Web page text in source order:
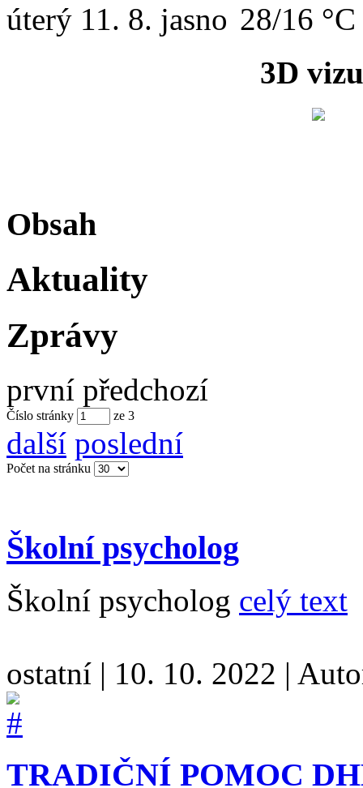
úterý 11. 8.
28/16 °C
3D
Obsah
Aktuality
Zprávy
první předchozí
Číslo stránky ze 3
další poslední
Počet na stránku
Školní psycholog
Školní psycholog celý text
ostatní | 10. 10. 2022 |
TRADIČNÍ POMOC